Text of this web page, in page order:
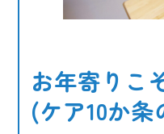
介護職員のやり
ご入居者ご利
えること
お一人おひとり
一緒に実現でき
お年寄りこ
(ケア10か条